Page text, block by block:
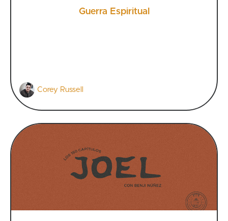
Guerra Espiritual
Corey Russell